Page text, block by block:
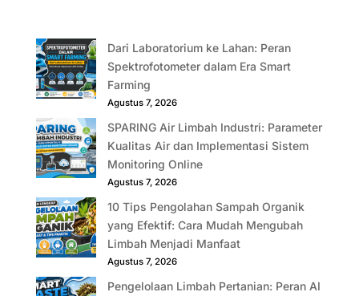
Dari Laboratorium ke Lahan: Peran
Spektrofotometer dalam Era Smart
Farming
Agustus 7, 2026
SPARING Air Limbah Industri: Parameter
Kualitas Air dan Implementasi Sistem
Monitoring Online
Agustus 7, 2026
10 Tips Pengolahan Sampah Organik
yang Efektif: Cara Mudah Mengubah
Limbah Menjadi Manfaat
Agustus 7, 2026
Pengelolaan Limbah Pertanian: Peran AI